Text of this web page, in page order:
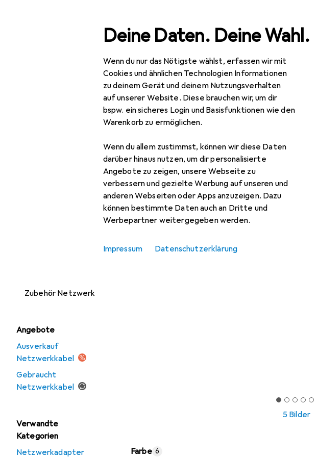
Deine Daten. Deine Wahl.
Wenn du nur das Nötigste wählst, erfassen wir mit
Cookies und ähnlichen Technologien Informationen
zu deinem Gerät und deinem Nutzungsverhalten
auf unserer Website. Diese brauchen wir, um dir
bspw. ein sicheres Login und Basisfunktionen wie den
Warenkorb zu ermöglichen.
Wenn du allem zustimmst, können wir diese Daten
darüber hinaus nutzen, um dir personalisierte
Angebote zu zeigen, unsere Webseite zu
verbessern und gezielte Werbung auf unseren und
anderen Webseiten oder Apps anzuzeigen. Dazu
können bestimmte Daten auch an Dritte und
Werbepartner weitergegeben werden.
Impressum Datenschutzerklärung
Navigation nach Kategorien
Zubehör Netzwerk
Angebote
Ausverkauf
Netzwerkkabel
Gebraucht
Netzwerkkabel
Verwandte
Kategorien
Netzwerkadapter
Gesamtsortiment IT + Multimedia Netzwerk
5 Bilder
Farbe 6